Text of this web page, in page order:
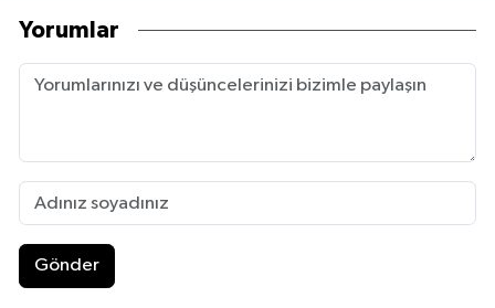
Yorumlar
Gönder